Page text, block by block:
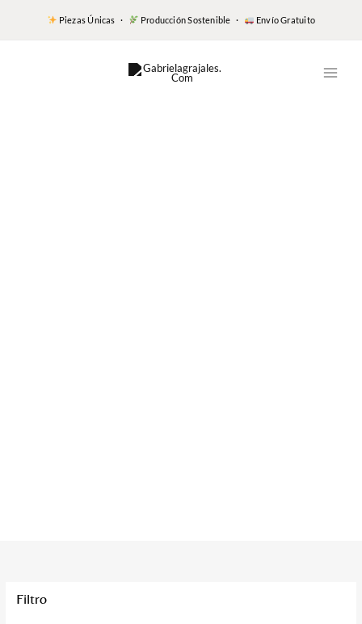
Piezas Únicas · Producción Sostenible · Envío Gratuito
Filtro